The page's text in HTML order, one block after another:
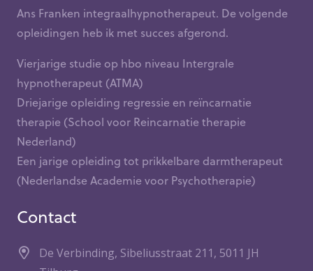
Ans Franken integraalhypnotherapeut. De volgende
opleidingen heb ik met succes afgerond.
Vierjarige studie op hbo niveau Intergrale
hypnotherapeut (ATMA)
Driejarige opleiding regressie en reïncarnatie
therapie (School voor Reincarnatie therapie
Nederland)
Een jarige opleiding tot prikkelbare darmtherapeut
(Nederlandse Academie voor Psychotherapie)
Contact
De Verbinding, Sibeliusstraat 211, 5011 JH